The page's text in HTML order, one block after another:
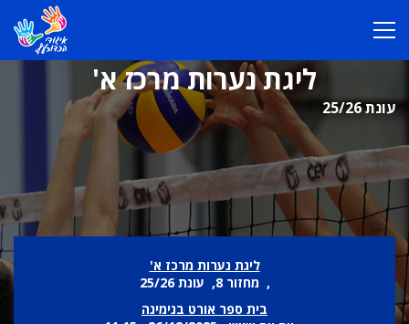
ליגת נערות מרכז א'
עונת 25/26
ליגת נערות מרכז א'
, מחזור 8, עונת 25/26
בית ספר אורט בנימינה